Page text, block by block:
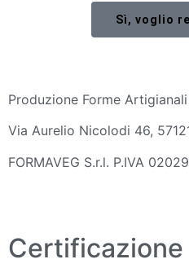
Sì, voglio
Produzione Forme
Via Aurelio Nicolodi 46,
FORMAVEG S.r.l. P.IVA